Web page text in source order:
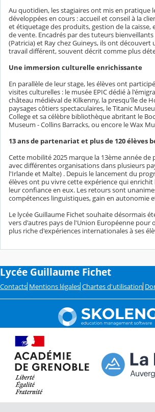
Au quotidien, les stagiaires ont mis en pratique
développées en cours : accueil et conseil à la
et étiquetage des produits, gestion de la caisse,
de vente. Encadrés par des tuteurs bienveillants
(Patricia) et Ray chez Guineys, ils ont
travail différent, souvent décrit comme plus
Une immersion culturelle enrichissante
En parallèle de leur stage, les élèves ont
visites culturelles : le musée EPIC dédié à
château médiéval de Kilkenny, la presqu'île de
paysages côtiers spectaculaires, le Titanic
College et sa célèbre bibliothèque abritant le
Museum - Collins Barracks, ou encore le Wax
13 ans de partenariat et plus de 120 élèves
Cette mobilité 2025 marque la 13ème année de
avec différentes organisations dans plusieurs
l'Irlande et Malte) . Depuis le lancement du
élèves ont pu vivre cette expérience qui enrichit
leur confiance en eux. Les retours sont
compétences linguistiques, gain en autonomie
Le lycée Guillaume Fichet souhaite désormais
vers d'autres pays de l'Union Européenne pour
plus riche d'expériences internationales à ses
Lycée Guillaume Fichet
Contacts Mentions légales Chartes d'utilisation